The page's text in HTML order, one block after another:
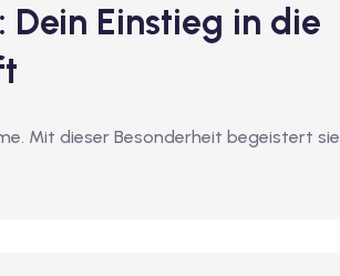
Dein Einstieg in die
Mit dieser Besonderheit begeistert sie